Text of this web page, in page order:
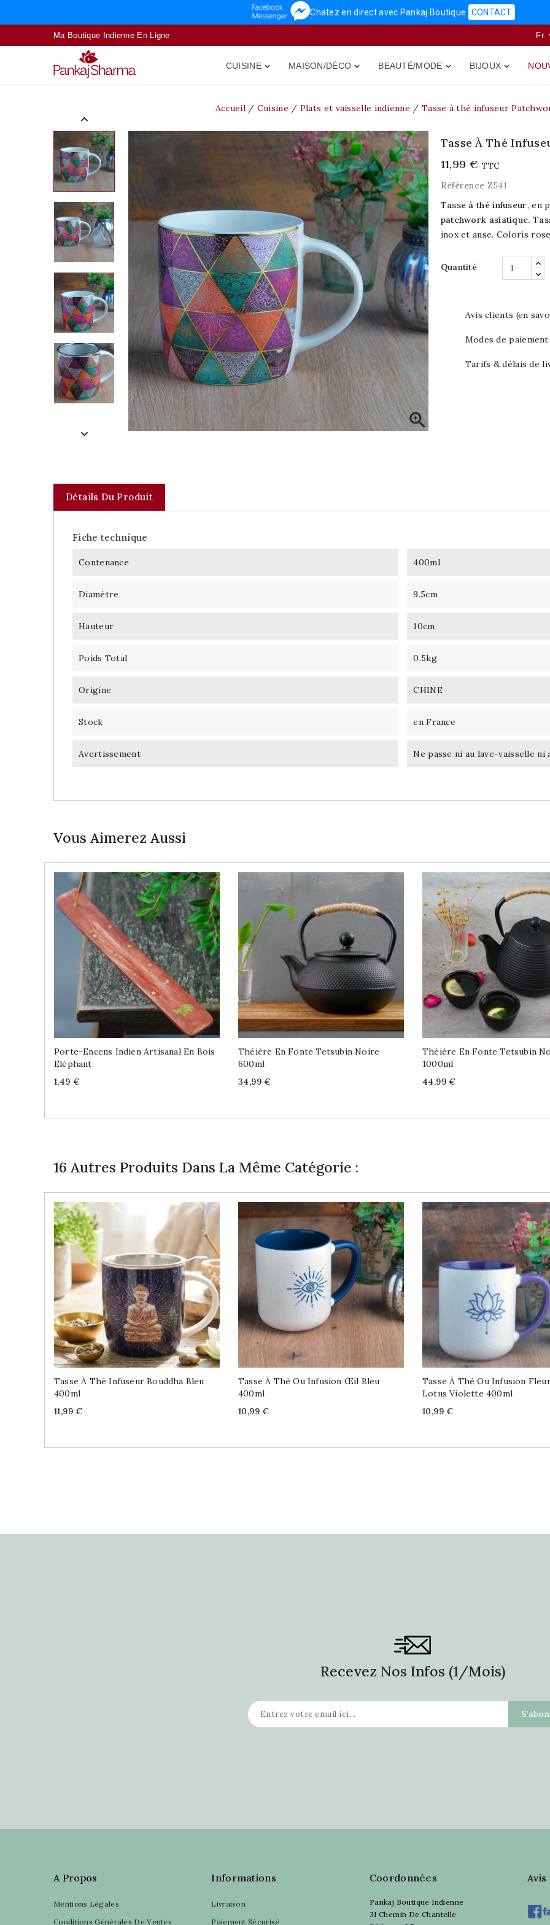
Chatez en direct avec Pankaj Boutique CONTACT
Ma Boutique Indienne En Ligne Fr

CUISINE 
MAISON/DÉCO 
BEAUTÉ/MODE 
BIJOUX
Accueil Cuisine Plats et vaisselle indienne Tasse à thé infuseur

Tasse À Thé
11,99 € TTC
Référence Z541
Tasse à thé infuseur, en
patchwork asiatique.
inox et anse. Coloris
Quantité
Avis clients (en
Modes de
Tarifs & délais de
Détails Du Produit
Fiche technique
Contenance 400ml
Diamètre 9.5cm
Hauteur 10cm
Poids Total 0.5kg
Origine CHINE
Stock en France
Avertissement Ne passe ni au lave-vaisselle ni
Vous Aimerez Aussi
Porte-Encens Indien Artisanal En Bois
Eléphant
Price
1,49 €
Théière En Fonte Tetsubin Noire
600ml
Price
34,99 €
Théière En Fonte Tetsubin
1000ml
Price
44,99 €
16 Autres Produits Dans La Même Catégorie :
Tasse À Thé Infuseur Bouddha Bleu
400ml
Price
11,99 €
Tasse À Thé Ou Infusion Œil Bleu
400ml
Price
10,99 €
Tasse À Thé Ou Infusion
Lotus Violette 400ml
Price
10,99 €
Recevez Nos Infos (1/mois)
A Propos
Mentions Légales
Conditions Générales De Ventes
Informations
Livraison
Paiement Sécurisé
Coordonnées
Pankaj Boutique Indienne
31 Chemin De Chantelle
Avis